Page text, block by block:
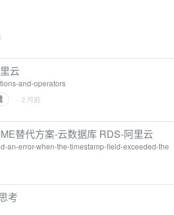
云
and-operators
· 2 月前
替代方案-云数据库 RDS-阿里云
an-error-when-the-timestamp-field-exceeded-the
考